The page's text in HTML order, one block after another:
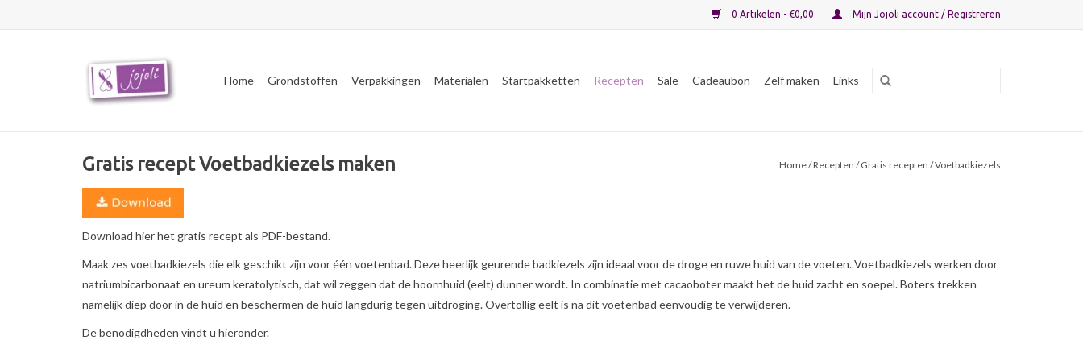
0 Artikelen - €0,00 Mijn Jojoli account / Registreren
Home Grondstoffen Verpakkingen Materialen Startpakketten Recepten Sale Cadeaubon Zelf maken Links
Gratis recept Voetbadkiezels maken Home/Recepten /Gratis recepten / Voetbadkiezels
Download hier het gratis recept als PDF-bestand.
Maak zes voetbadkiezels die elk geschikt zijn voor één voetenbad. Deze heerlijk geurende badkiezels zijn ideaal voor de droge en ruwe huid van de voeten. Voetbadkiezels werken door
natriumbicarbonaat en ureum keratolytisch, dat wil zeggen dat de hoornhuid (eelt) dunner wordt. In combinatie met cacaoboter maakt het de huid zacht en soepel. Boters trekken
namelijk diep door in de huid en beschermen de huid langdurig tegen uitdroging. Overtollig eelt is na dit voetenbad eenvoudig te verwijderen.
De benodigdheden vindt u hieronder.